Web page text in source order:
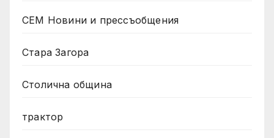
СЕМ Новини и прессъобщения
Стара Загора
Столична община
трактор